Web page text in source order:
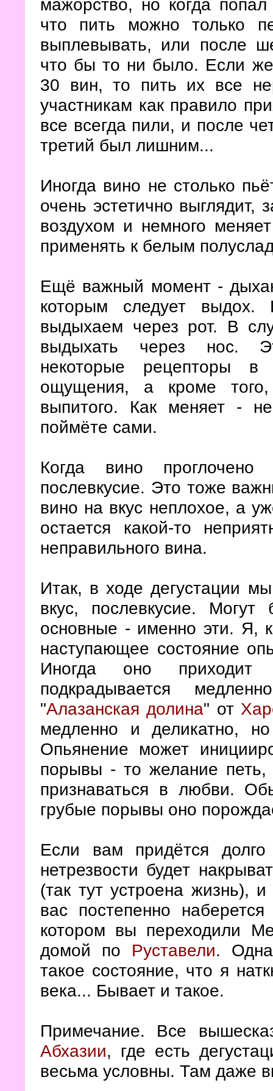
мажорство, но когда
что пить можно только
выплевывать, или после
что бы то ни было. Если
30 вин, то пить их все
участникам как правило
все всегда пили, и после
третий был лишним...
Иногда вино не столько
очень эстетично выглядит,
воздухом и немного
применять к белым
Ещё важный момент -
которым следует
выдыхаем через рот. В
выдыхать через нос.
некоторые рецепторы
ощущения, а кроме
выпитого. Как меняет -
поймёте сами.
Когда вино проглочено
послевкусие. Это тоже
вино на вкус неплохое, а
остается какой-то
неправильного вина.
Итак, в ходе дегустации
вкус, послевкусие.
основные - именно эти. Я,
наступающее состояние
Иногда оно
подкрадывается
"Алазанская долина" от
медленно и деликатно,
Опьянение может
порывы - то желание
признаваться в любви.
грубые порывы оно
Если вам придётся
нетрезвости будет
(так тут устроена жизнь),
вас постепенно
котором вы переходили
домой по Руставели.
такое состояние, что я
века... Бывает и такое.
Примечание. Все
Абхазии, где есть
весьма условны. Там даже